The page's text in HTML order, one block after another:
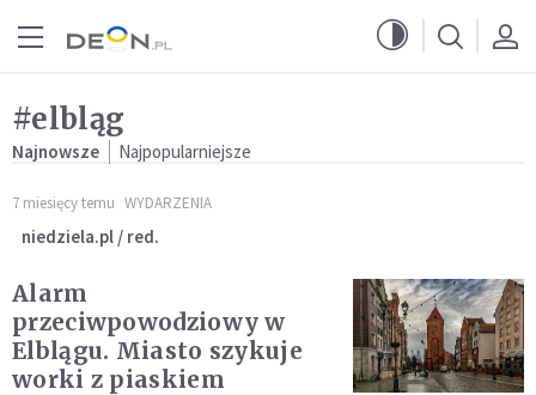
#elbląg
Najnowsze Najpopularniejsze
7 miesięcy temu WYDARZENIA
niedziela.pl / red.
Alarm
przeciwpowodziowy w
Elblągu. Miasto szykuje
worki z piaskiem